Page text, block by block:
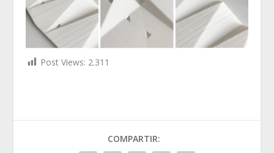
Post Views: 2.311
COMPARTIR: